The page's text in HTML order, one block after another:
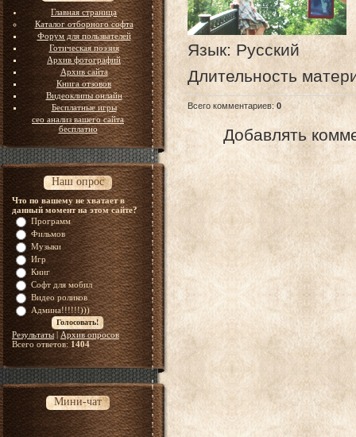
Главная страница
Каталог отборного софта
Форум для пользвателей
Готическая поэзия
Архив фотографий
Архив сайта
Книга отзовов
Видеоклипы онлайн
Бесплатные игры
сео анализ вашего сайта
бесплатно
Наш опрос
Что по вашему не хватает в
данный момент на этом сайте?
Программ
Фильмов
Музыки
Игр
Книг
Софт для мобил
Видео роликов
Админа!!!!!!)))
Результаты|Архив опросов
Всего ответов: 1404
Мини-чат
Язык: Русский
Длительность
Всего комментариев:0
Добавлять